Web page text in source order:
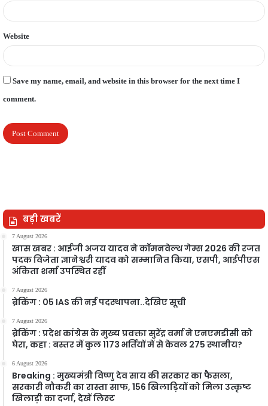
Website
Save my name, email, and website in this browser for the next time I
comment.
बड़ी खबरें
7 August 2026
खास खबर : आईजी अजय यादव ने कॉमनवेल्थ गेम्स 2026 की रजत
पदक विजेता ज्ञानेश्वरी यादव को सम्मानित किया, एसपी, आईपीएस
अंकिता शर्मा उपस्थित रहीं
7 August 2026
ब्रेकिंग : 05 IAS की नई पदस्थापना..देखिए सूची
7 August 2026
ब्रेकिंग : प्रदेश कांग्रेस के मुख्य प्रवक्ता सुरेंद्र वर्मा ने एनएमडीसी को
घेरा, कहा : बस्तर में कुल 1173 भर्तियों में से केवल 275 स्थानीय?
6 August 2026
Breaking : मुख्यमंत्री विष्णु देव साय की सरकार का फैसला,
सरकारी नौकरी का रास्ता साफ, 156 खिलाड़ियों को मिला उत्कृष्ट
खिलाड़ी का दर्जा, देखें लिस्‍ट